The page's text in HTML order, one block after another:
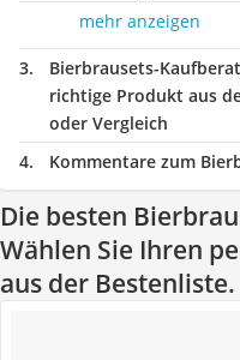
mehr anzeigen
Bierbrausets-
richtige Produkt aus
oder Vergleich
Kommentare zum
Die besten
Wählen Sie Ihren
aus der Bestenliste.